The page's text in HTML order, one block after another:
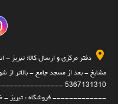
دفتر مرکزی و ارسال کالا: تبریز
مشایخ - بعد از مسجد جامع - بالاتر از
------------- فروشگاه : تبریز -